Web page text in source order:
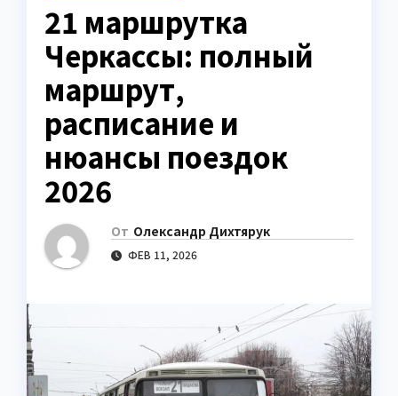
21 маршрутка
Черкассы: полный
маршрут,
расписание и
нюансы поездок
2026
От Олександр Дихтярук
ФЕВ 11, 2026